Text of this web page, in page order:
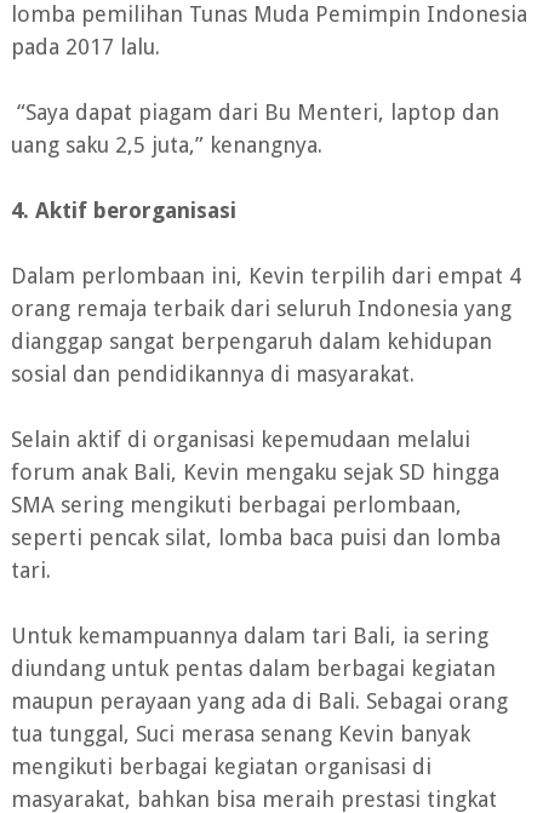
lomba pemilihan Tunas Muda Pemimpin Indonesia
pada 2017 lalu.
“Saya dapat piagam dari Bu Menteri, laptop dan
uang saku 2,5 juta,” kenangnya.
4. Aktif berorganisasi
Dalam perlombaan ini, Kevin terpilih dari empat 4
orang remaja terbaik dari seluruh Indonesia yang
dianggap sangat berpengaruh dalam kehidupan
sosial dan pendidikannya di masyarakat.
Selain aktif di organisasi kepemudaan melalui
forum anak Bali, Kevin mengaku sejak SD hingga
SMA sering mengikuti berbagai perlombaan,
seperti pencak silat, lomba baca puisi dan lomba
tari.
Untuk kemampuannya dalam tari Bali, ia sering
diundang untuk pentas dalam berbagai kegiatan
maupun perayaan yang ada di Bali. Sebagai orang
tua tunggal, Suci merasa senang Kevin banyak
mengikuti berbagai kegiatan organisasi di
masyarakat, bahkan bisa meraih prestasi tingkat